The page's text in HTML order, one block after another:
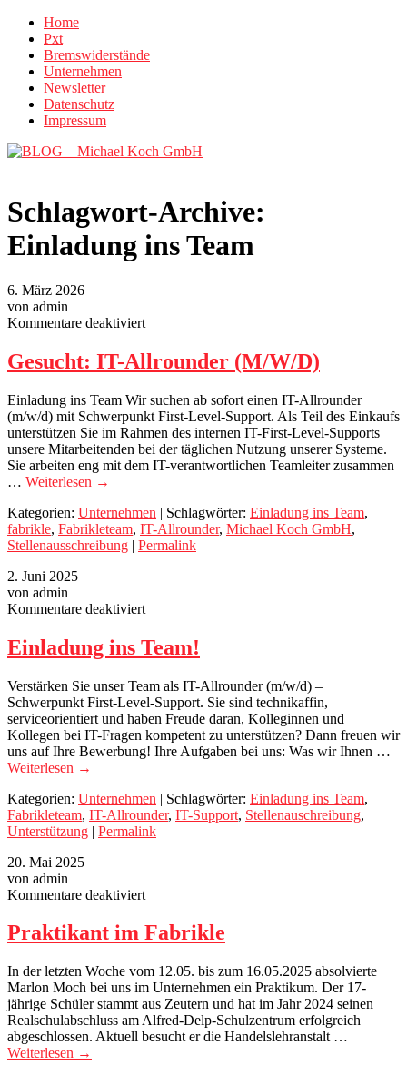
Home
Pxt
Bremswiderstände
Unternehmen
Newsletter
Datenschutz
Impressum
Schlagwort-Archive:
Einladung ins Team
6. März 2026
von admin
Kommentare deaktiviertfür
IT-
Allrounder
Gesucht: IT-Allrounder (M/W/D)
Einladung ins Team Wir suchen ab sofort einen IT-Allrounder
(m/w/d) mit Schwerpunkt First-Level-Support. Als Teil des Einkaufs
unterstützen Sie im Rahmen des internen IT-First-Level-Supports
unsere Mitarbeitenden bei der täglichen Nutzung unserer Systeme.
Sie arbeiten eng mit dem IT-verantwortlichen Teamleiter zusammen
… Weiterlesen →
Kategorien: Unternehmen | Schlagwörter: Einladung ins Team,
fabrikle, Fabrikleteam, IT-Allrounder, Michael Koch GmbH,
Stellenausschreibung | Permalink
2. Juni 2025
von admin
Kommentare deaktiviertfür
ins
Team!
Einladung ins Team!
Verstärken Sie unser Team als IT-Allrounder (m/w/d) –
Schwerpunkt First-Level-Support. Sie sind technikaffin,
serviceorientiert und haben Freude daran, Kolleginnen und
Kollegen bei IT-Fragen kompetent zu unterstützen? Dann freuen wir
uns auf Ihre Bewerbung! Ihre Aufgaben bei uns: Was wir Ihnen …
Weiterlesen →
Kategorien: Unternehmen | Schlagwörter: Einladung ins Team,
Fabrikleteam, IT-Allrounder, IT-Support, Stellenauschreibung,
Unterstützung | Permalink
20. Mai 2025
von admin
Kommentare deaktiviertfür
im
Fabrikle
Praktikant im Fabrikle
In der letzten Woche vom 12.05. bis zum 16.05.2025 absolvierte
Marlon Moch bei uns im Unternehmen ein Praktikum. Der 17-
jährige Schüler stammt aus Zeutern und hat im Jahr 2024 seinen
Realschulabschluss am Alfred-Delp-Schulzentrum erfolgreich
abgeschlossen. Aktuell besucht er die Handelslehranstalt …
Weiterlesen →